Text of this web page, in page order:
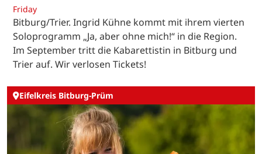
Friday
Bitburg/Trier. Ingrid Kühne kommt mit ihrem vierten
Soloprogramm „Ja, aber ohne mich!“ in die Region.
Im September tritt die Kabarettistin in Bitburg und
Trier auf. Wir verlosen Tickets!
Eifelkreis Bitburg-Prüm